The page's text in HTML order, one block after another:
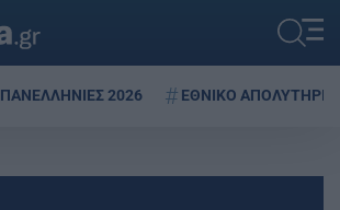
ΠΑΝΕΛΛΗΝΙΕΣ 2026 ΕΘΝΙΚΟ ΑΠΟΛΥΤΗΡΙΟ